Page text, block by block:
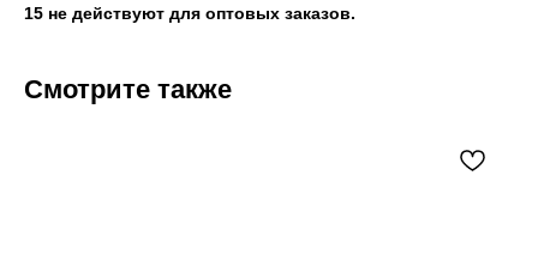
15 не действуют для оптовых заказов.
Смотрите также